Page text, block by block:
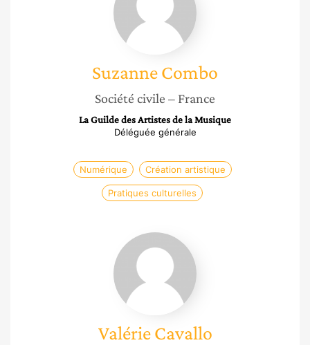
SuzanneCombo
Société civile – France
La Guilde des Artistes de la Musique
Déléguée générale
Numérique Création artistique
Pratiques culturelles
Valérie
Cavallo
Valérie Cavallo